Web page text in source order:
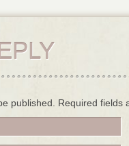
published. Required fields